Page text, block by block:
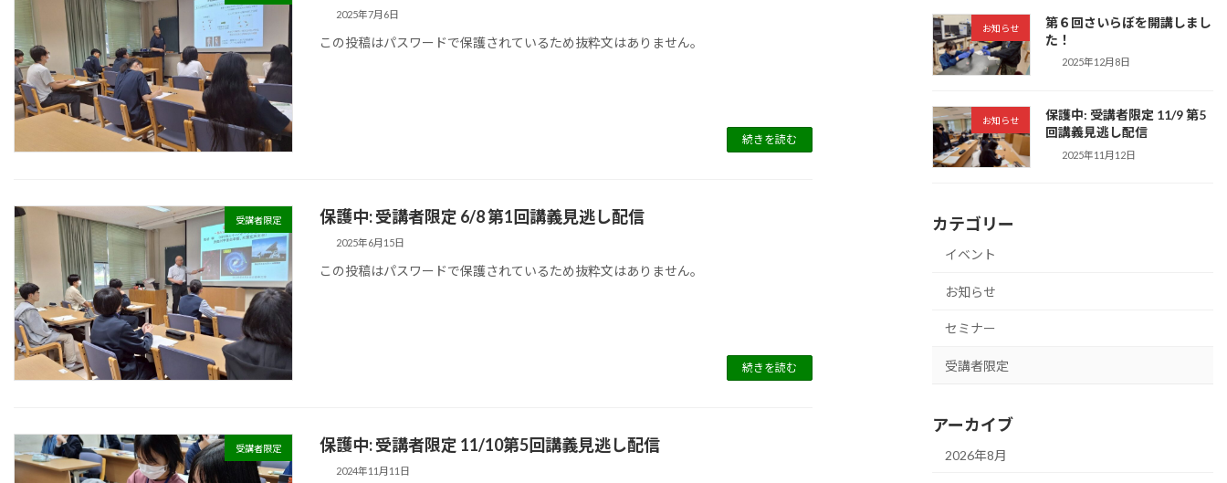
2025年7月6日
この投稿はパスワードで保護されているため抜粋文はありません。
続きを読む
受講者限定 保護中: 受講者限定 6/8 第1回講義見逃し配信
2025年6月15日
この投稿はパスワードで保護されているため抜粋文はありません。
続きを読む
受講者限定 保護中: 受講者限定 11/10第5回講義見逃し配信
2024年11月11日
お知らせ
第６回さいらぼを開講しまし
た！
2025年12月8日
お知らせ
保護中: 受講者限定 11/9 第5
回講義見逃し配信
2025年11月12日
カテゴリー
イベント
お知らせ
セミナー
受講者限定
アーカイブ
2026年8月